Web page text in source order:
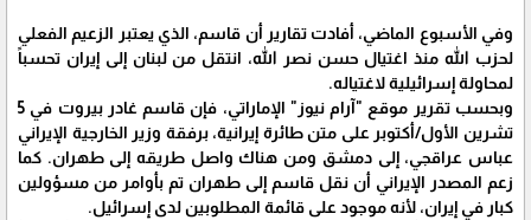
وفي الأسبوع الماضي، أفادت تقارير أن قاسم، الذي يعتبر الزعيم الفعلي
لحزب الله منذ اغتيال حسن نصر الله، انتقل من لبنان إلى إيران تحسباً
لمحاولة إسرائيلية لاغتياله.
وبحسب تقرير موقع "آرام نيوز" الإماراتي، فإن قاسم غادر بيروت في 5
تشرين الأول/أكتوبر على متن طائرة إيرانية، برفقة وزير الخارجية الإيراني
عباس عراقجي، إلى دمشق ومن هناك واصل طريقه إلى طهران. كما
زعم المصدر الإيراني أن نقل قاسم إلى طهران تم بأوامر من مسؤولين
كبار في إيران، لأنه موجود على قائمة المطلوبين لدى إسرائيل.